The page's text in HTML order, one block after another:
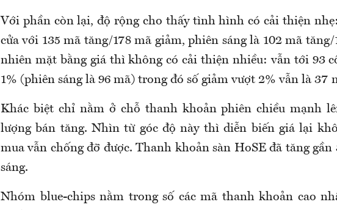
Với phần còn lại, độ rộng cho thấy tình hình có cải thiện
cửa với 135 mã tăng/178 mã giảm, phiên sáng là 102 mã tăng/
nhiên mặt bằng giá thì không có cải thiện nhiều: vẫn tới 93
1% (phiên sáng là 96 mã) trong đó số giảm vượt 2% vẫn là 37
Khác biệt chỉ nằm ở chỗ thanh khoản phiên chiều mạnh
lượng bán tăng. Nhìn từ góc độ này thì diễn biến giá lại
mua vẫn chống đỡ được. Thanh khoản sàn HoSE đã tăng gần
sáng.
Nhóm blue-chips nằm trong số các mã thanh khoản cao